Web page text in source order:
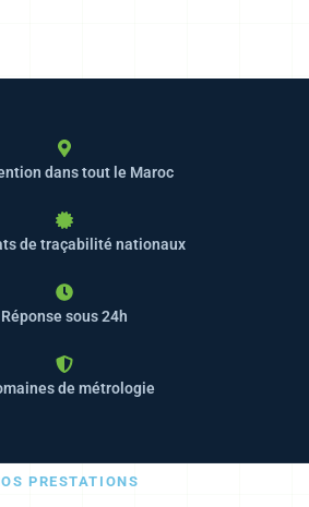
dans tout le Maroc
de traçabilité nationaux
Réponse sous 24h
de métrologie
PRESTATIONS